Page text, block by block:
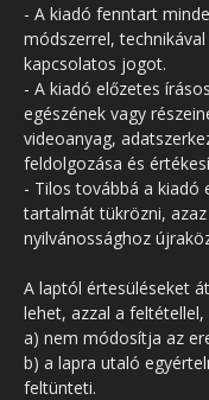
- A kiadó fenntart
módszerrel,
kapcsolatos jogot.
- A kiadó előzetes
egészének vagy
videoanyag,
feldolgozása és
- Tilos továbbá a kiadó
tartalmát tükrözni,
nyilvánossághoz
A laptól értesüléseket
lehet, azzal a
a) nem módosítja az
b) a lapra utaló
feltünteti.